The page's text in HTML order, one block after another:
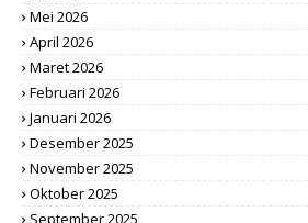
Mei 2026
April 2026
Maret 2026
Februari 2026
Januari 2026
Desember 2025
November 2025
Oktober 2025
September 2025